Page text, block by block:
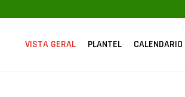
PROJETOS
VISTA GERAL PLANTEL CALENDARIO